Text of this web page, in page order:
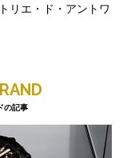
リエ・ド・アントワ
の記事